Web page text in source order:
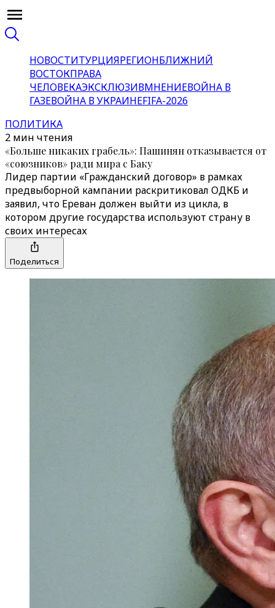
НОВОСТИТУРЦИЯРЕГИОНБЛИЖНИЙ
ВОСТОКПРАВА
ЧЕЛОВЕКАЭКСКЛЮЗИВМНЕНИЕВОЙНА В
ГАЗЕВОЙНА В УКРАИНЕFIFA-2026
ПОЛИТИКА
2 мин чтения
«Больше никаких грабель»: Пашинян отказывается от
«союзников» ради мира с Баку
Лидер партии «Гражданский договор» в рамках
предвыборной кампании раскритиковал ОДКБ и
заявил, что Ереван должен выйти из цикла, в
котором другие государства используют страну в
своих интересах
Поделиться